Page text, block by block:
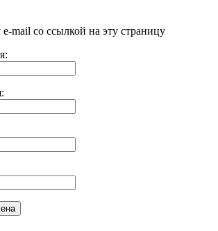
mail со ссылкой на эту страницу